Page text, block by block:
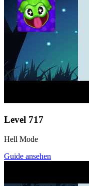
Level 717
Hell Mode
Guide ansehen